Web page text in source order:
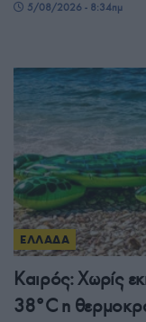
5/08/2026 - 8:34πμ
ΕΛΛΑΔΑ
Καιρός: Χωρίς
38°C η